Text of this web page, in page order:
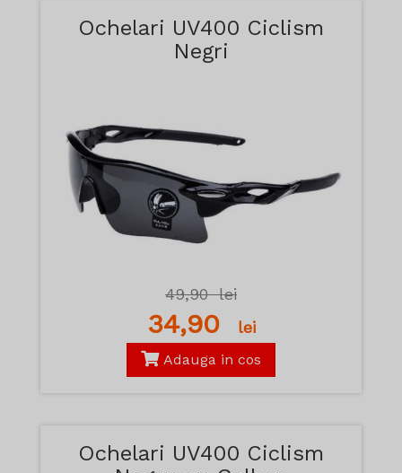
Ochelari UV400 Ciclism
Negri
49,90lei
34,90 lei
Adauga in cos
Ochelari UV400 Ciclism